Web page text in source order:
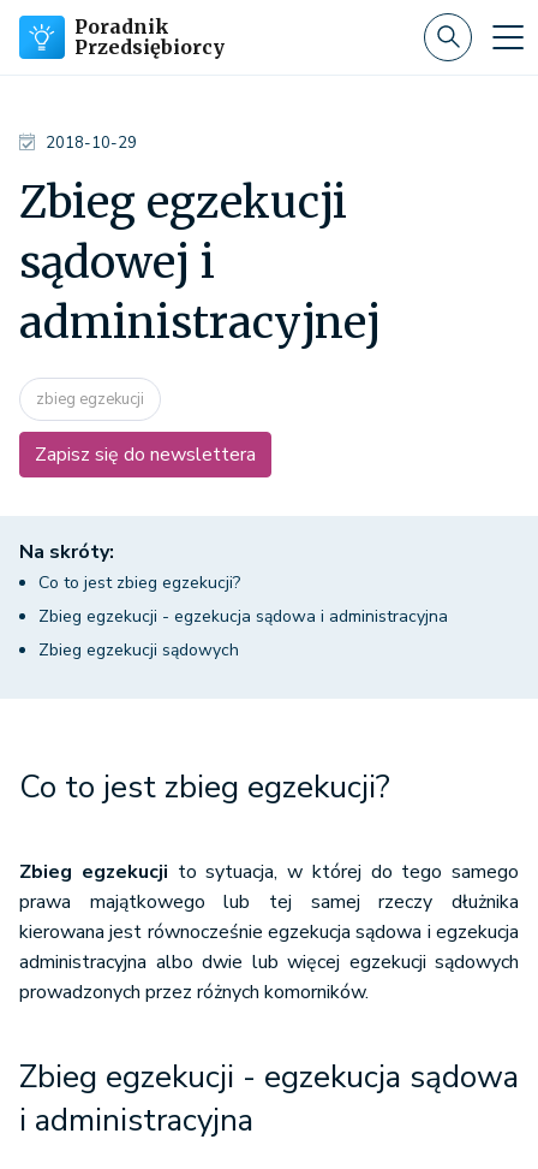
Poradnik
Przedsiębiorcy
2018-10-29
Zbieg egzekucji
sądowej i
administracyjnej
zbieg egzekucji
Zapisz się do newslettera
Na skróty:
Co to jest zbieg egzekucji?
Zbieg egzekucji - egzekucja sądowa i administracyjna
Zbieg egzekucji sądowych
Co to jest zbieg egzekucji?
Zbieg egzekucji to sytuacja, w której do tego samego
prawa majątkowego lub tej samej rzeczy dłużnika
kierowana jest równocześnie egzekucja sądowa i egzekucja
administracyjna albo dwie lub więcej egzekucji sądowych
prowadzonych przez różnych komorników.
Zbieg egzekucji - egzekucja sądowa
i administracyjna